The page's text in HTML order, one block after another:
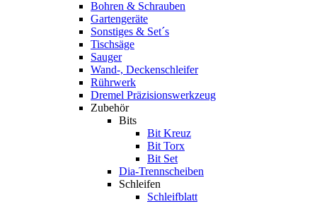
Bohren & Schrauben
Gartengeräte
Sonstiges & Set´s
Tischsäge
Sauger
Wand-, Deckenschleifer
Rührwerk
Dremel Präzisionswerkzeug
Zubehör
Bits
Bit Kreuz
Bit Torx
Bit Set
Dia-Trennscheiben
Schleifen
Schleifblatt